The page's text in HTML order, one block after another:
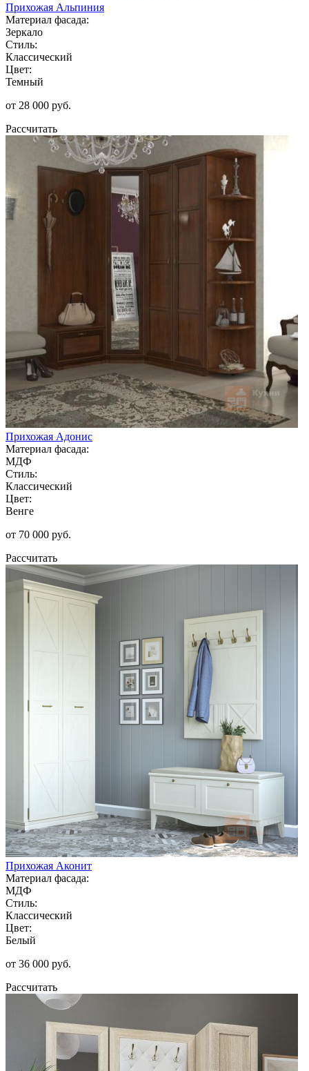
Прихожая Альпиния
Материал фасада:
Зеркало
Стиль:
Классический
Цвет:
Темный
от 28 000 руб.
Рассчитать
Прихожая Адонис
Материал фасада:
МДФ
Стиль:
Классический
Цвет:
Венге
от 70 000 руб.
Рассчитать
Прихожая Аконит
Материал фасада:
МДФ
Стиль:
Классический
Цвет:
Белый
от 36 000 руб.
Рассчитать